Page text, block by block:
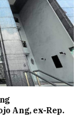
Ang, ex-Rep.